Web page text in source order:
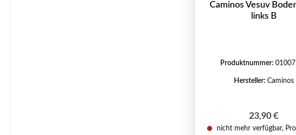
Caminos Vesuv
links B
Produktnummer:
Hersteller: Caminos
Regulärer
23,90 €
nicht mehr verfügbar,